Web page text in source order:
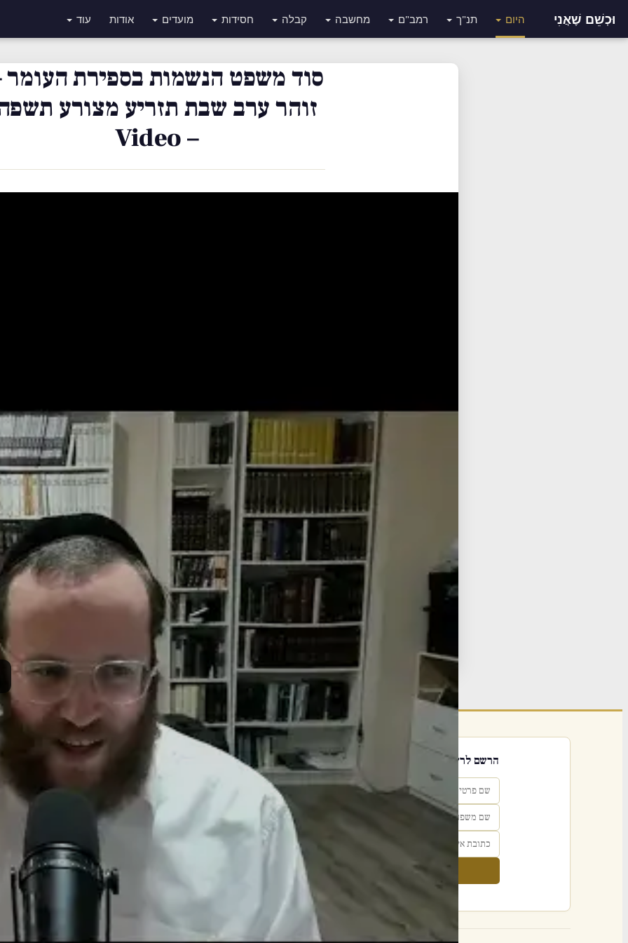
וּכְשֵׁם שֶׁאֲנִי היום תנ"ך רמב"ם מחשבה קבלה חסידות מועדים אודות עוד
סוד משפט הנשמות בספירת העומר
זוהר ערב שבת תזריע מצורע
– Video
Weekly Shiur
Post Type
Youtube
שיעורים שבועיים על פרשת השבוע וספר הזוהר
זוהר › זוהר על התורה ומועדים -
מועדים
›
ספירת העומר
פורסם: ד' אייר ה'תשפ"ה May 2, 2025 נערך: ד' ניסן ה'תשפ"ו March 22, 2026
הרשם לרשימת אימייל שבועי
הרשם
תרומה
תמכו בהמשך הפצת שיעורים ותכנים
Donate